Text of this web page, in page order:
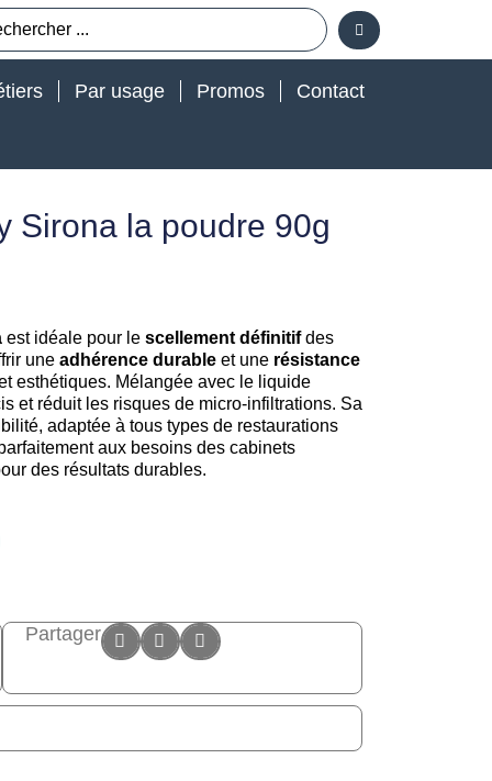
Par usage Promos Contact
Sirona la poudre 90g
est idéale pour lescellement définitifdes
uneadhérence durable et une résistance
esthétiques. Mélangée avec le liquide
et réduit les risques de micro-infiltrations. Sa
adaptée à tous types de restaurations
aux besoins des cabinets
des résultats durables.
Partager